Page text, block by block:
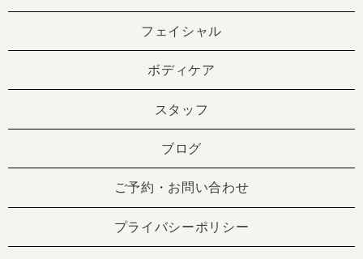
フェイシャル
ボディケア
スタッフ
ブログ
ご予約・お問い合わせ
プライバシーポリシー